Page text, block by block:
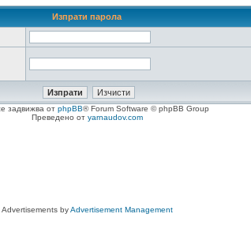
Изпрати парола
задвижва от phpBB® Forum Software © phpBB Group
Преведено от yarnaudov.com
Advertisements byAdvertisement Management